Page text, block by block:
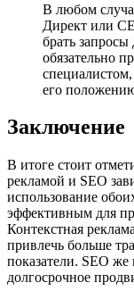
В любом
Директ или
брать
обязательно
его
Заключение
В итоге стоит
рекламой и SEO
использование
эффективным для
Контекстная
привлечь больше
показатели. SEO же
долгосрочное